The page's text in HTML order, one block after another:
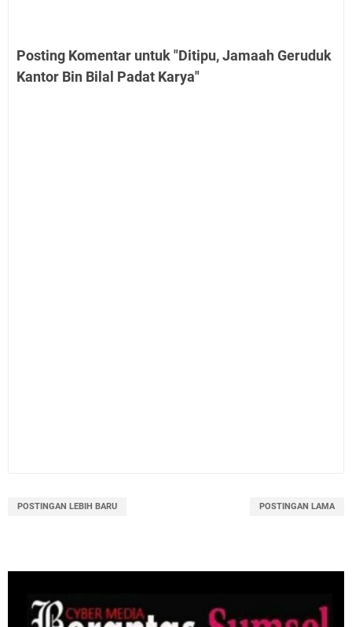
Posting Komentar untuk "Ditipu, Jamaah Geruduk
Kantor Bin Bilal Padat Karya"
POSTINGAN LEBIH BARU POSTINGAN LAMA